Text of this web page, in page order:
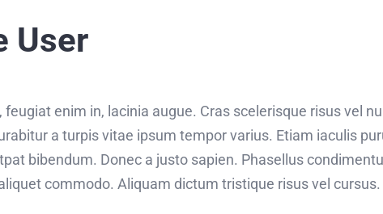
User
enim in, lacinia augue. Cras scelerisque risus vel
a turpis vitae ipsum tempor varius. Etiam iaculis
bibendum. Donec a justo sapien. Phasellus
commodo. Aliquam dictum tristique risus vel cursus.